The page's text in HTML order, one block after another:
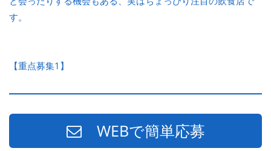
す。
【重点募集1】
WEBで簡単応募